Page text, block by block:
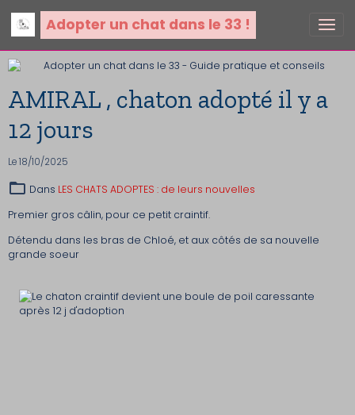
Adopter un chat dans le 33 !
AMIRAL , chaton adopté il y a
12 jours
Le 18/10/2025
Dans LES CHATS ADOPTES : de leurs nouvelles
Premier gros câlin, pour ce petit craintif.
Détendu dans les bras de Chloé, et aux côtés de sa nouvelle
grande soeur